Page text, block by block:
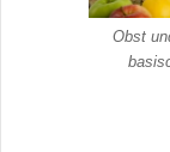
Obst